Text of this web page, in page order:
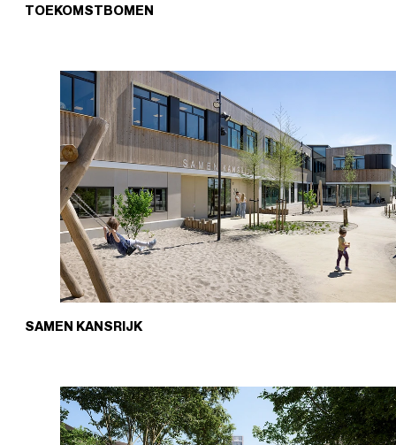
TOEKOMSTBOMEN
SAMEN KANSRIJK